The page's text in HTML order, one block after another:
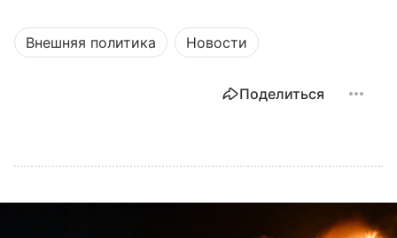
Внешняя политика Новости
Поделиться